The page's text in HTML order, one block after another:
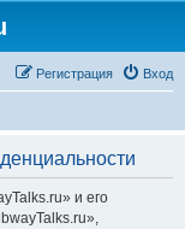
Вход
Регистрация
и его